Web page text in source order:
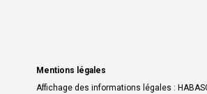
Mentions légales
Affichage des informations légales :